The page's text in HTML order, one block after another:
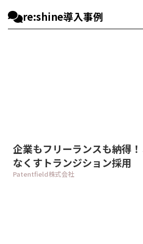
re:shine導入事例
企業もフリーランスも納得
なくすトランジション採用
Patentfield株式会社